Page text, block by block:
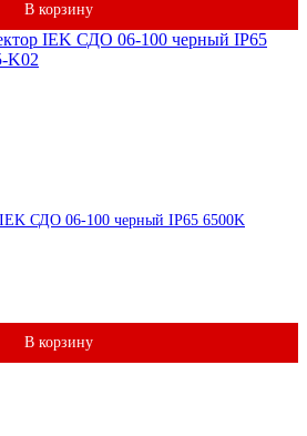
В корзину
СДО 06-100 черный IP65 6500K
В корзину